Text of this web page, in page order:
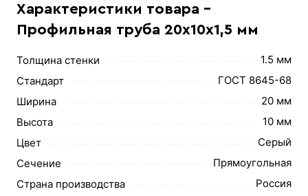
Характеристики товара -
Профильная труба 20х10х1,5 мм
Толщина стенки
1.5 мм
Стандарт
ГОСТ 8645-68
Ширина
20 мм
Высота
10 мм
Цвет
Серый
Сечение
Прямоугольная
Страна производства
Россия